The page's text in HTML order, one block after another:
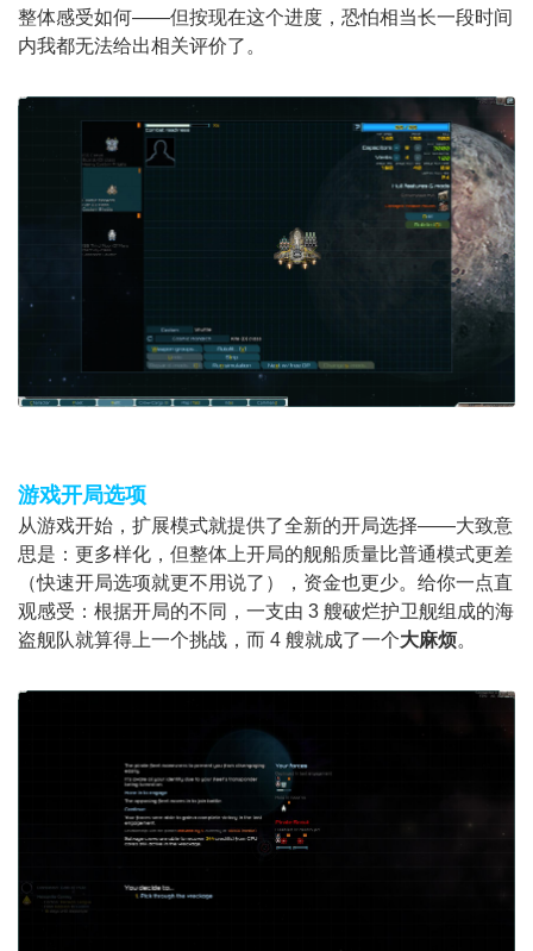
整体感受如何——但按现在这个进度，恐怕相当长一段时间
内我都无法给出相关评价了。
游戏开局选项
从游戏开始，扩展模式就提供了全新的开局选择——大致意
思是：更多样化，但整体上开局的舰船质量比普通模式更差
（快速开局选项就更不用说了），资金也更少。给你一点直
观感受：根据开局的不同，一支由 3 艘破烂护卫舰组成的海
盗舰队就算得上一个挑战，而 4 艘就成了一个大麻烦。